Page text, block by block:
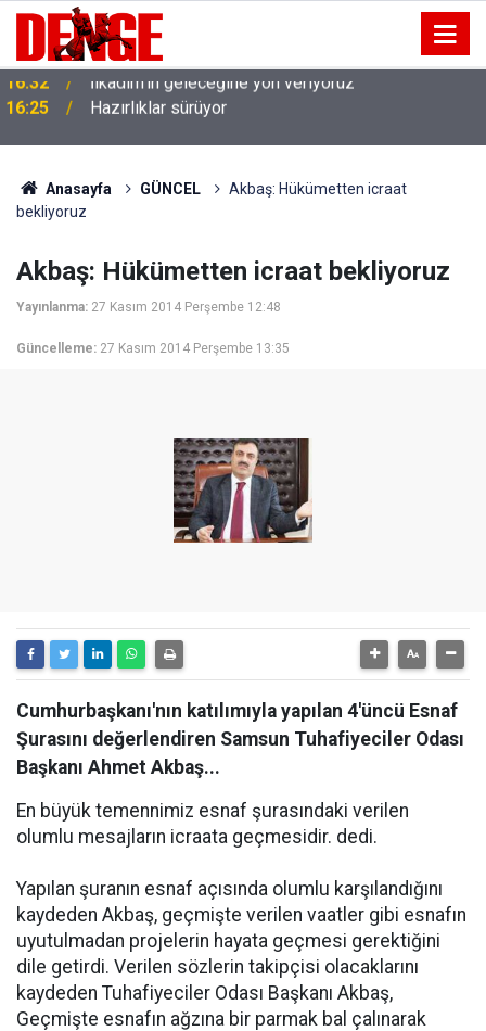
16:25 Hazırlıklar sürüyor
Anasayfa GÜNCEL
Akbaş: Hükümetten icraat
bekliyoruz
Akbaş: Hükümetten icraat bekliyoruz
Yayınlanma: 27 Kasım 2014 Perşembe 12:48
Güncelleme: 27 Kasım 2014 Perşembe 13:35
Cumhurbaşkanı'nın katılımıyla yapılan 4'üncü Esnaf
Şurasını değerlendiren Samsun Tuhafiyeciler Odası
Başkanı Ahmet Akbaş...
En büyük temennimiz esnaf şurasındaki verilen
olumlu mesajların icraata geçmesidir. dedi.
Yapılan şuranın esnaf açısında olumlu karşılandığını
kaydeden Akbaş, geçmişte verilen vaatler gibi esnafın
uyutulmadan projelerin hayata geçmesi gerektiğini
dile getirdi. Verilen sözlerin takipçisi olacaklarını
kaydeden Tuhafiyeciler Odası Başkanı Akbaş,
Geçmişte esnafın ağzına bir parmak bal çalınarak